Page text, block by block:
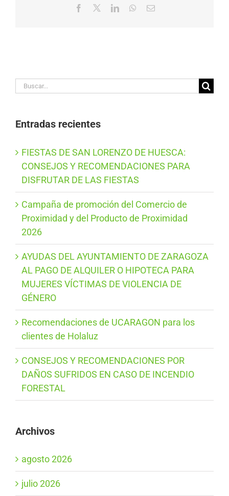
Facebook
X LinkedInWhatsApp
Correo
Buscar:
Entradas recientes
FIESTAS DE SAN LORENZO DE HUESCA:
CONSEJOS Y RECOMENDACIONES PARA
DISFRUTAR DE LAS FIESTAS
Campaña de promoción del Comercio de
Proximidad y del Producto de Proximidad
2026
AYUDAS DEL AYUNTAMIENTO DE ZARAGOZA
AL PAGO DE ALQUILER O HIPOTECA PARA
MUJERES VÍCTIMAS DE VIOLENCIA DE
GÉNERO
Recomendaciones de UCARAGON para los
clientes de Holaluz
CONSEJOS Y RECOMENDACIONES POR
DAÑOS SUFRIDOS EN CASO DE INCENDIO
FORESTAL
Archivos
agosto 2026
julio 2026